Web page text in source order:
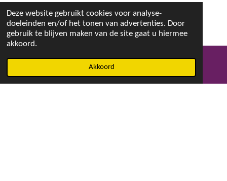
Deze website gebruikt cookies voor analyse-
doeleinden en/of het tonen van advertenties. Door
gebruik te blijven maken van de site gaat u hiermee
akkoord.
Akkoord